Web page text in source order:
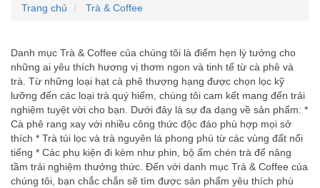
Trang chủ Trà & Coffee
Danh mục Trà & Coffee của chúng tôi là điểm hẹn lý tưởng cho
những ai yêu thích hương vị thơm ngon và tinh tế từ cà phê và
trà. Từ những loại hạt cà phê thượng hạng được chọn lọc kỹ
lưỡng đến các loại trà quý hiếm, chúng tôi cam kết mang đến trải
nghiệm tuyệt vời cho bạn. Dưới đây là sự đa dạng về sản phẩm: *
Cà phê rang xay với nhiều công thức độc đáo phù hợp mọi sở
thích * Trà túi lọc và trà nguyên lá phong phú từ các vùng đất nổi
tiếng * Các phụ kiện đi kèm như phin, bộ ấm chén trà để nâng
tầm trải nghiệm thưởng thức. Đến với danh mục Trà & Coffee của
chúng tôi, bạn chắc chắn sẽ tìm được sản phẩm yêu thích phù